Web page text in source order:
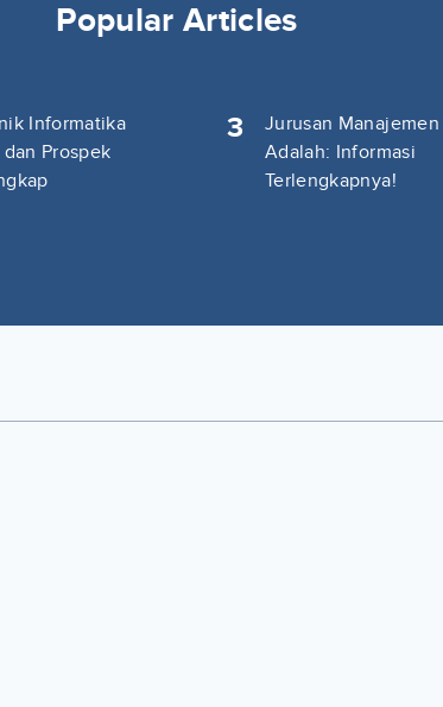
Popular Articles
Informatika
Prospek
3
Jurusan Manajemen
Adalah: Informasi
Terlengkapnya!